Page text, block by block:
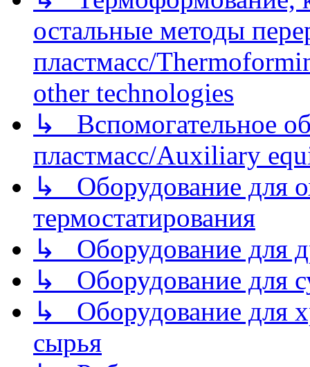
остальные методы
пластмасс/
other technologies
↳ Вспомогательное
пластмасс/Auxiliary
↳ Оборудование для
термостатирования
↳ Оборудование для
↳ Оборудование для
↳ Оборудование для
сырья